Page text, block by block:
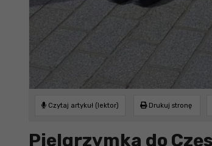
Czytaj artykuł (lektor) Drukuj stronę
Pielgrzymka do